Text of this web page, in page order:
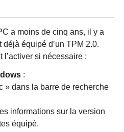
a moins de cinq ans, il y a
équipé d’un TPM 2.0.
l’activer si nécessaire :
:
» dans la barre de recherche
informations sur la version
équipé.